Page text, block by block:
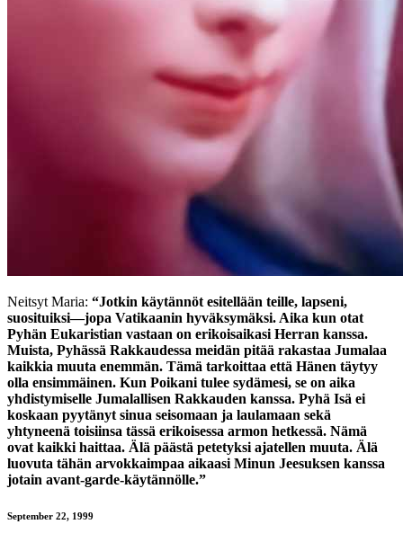
Neitsyt Maria: “Jotkin käytännöt esitellään teille, lapseni,
suosituiksi—jopa Vatikaanin hyväksymäksi. Aika kun otat
Pyhän Eukaristian vastaan on erikoisaikasi Herran kanssa.
Muista, Pyhässä Rakkaudessa meidän pitää rakastaa Jumalaa
kaikkia muuta enemmän. Tämä tarkoittaa että Hänen täytyy
olla ensimmäinen. Kun Poikani tulee sydämesi, se on aika
yhdistymiselle Jumalallisen Rakkauden kanssa. Pyhä Isä ei
koskaan pyytänyt sinua seisomaan ja laulamaan sekä
yhtyneenä toisiinsa tässä erikoisessa armon hetkessä. Nämä
ovat kaikki haittaa. Älä päästä petetyksi ajatellen muuta. Älä
luovuta tähän arvokkaimpaa aikaasi Minun Jeesuksen kanssa
jotain avant-garde-käytännölle.”
September 22, 1999